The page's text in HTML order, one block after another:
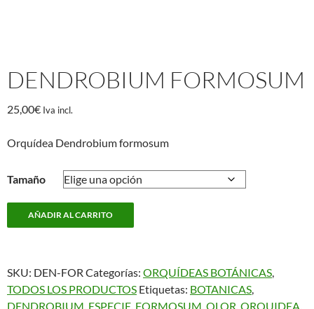
DENDROBIUM FORMOSUM
25,00€ Iva incl.
Orquídea Dendrobium formosum
Tamaño
Dendrobium
formosum
AÑADIR AL CARRITO
SKU: DEN-FOR Categorías: ORQUÍDEAS BOTÁNICAS
TODOS LOS PRODUCTOS Etiquetas: BOTANICAS
DENDROBIUM ESPECIE FORMOSUM OLOR ORQUIDEA